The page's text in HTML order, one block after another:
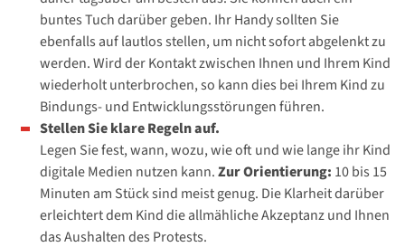
buntes Tuch darüber geben. Ihr Handy sollten Sie
ebenfalls auf lautlos stellen, um nicht sofort abgelenkt zu
werden. Wird der Kontakt zwischen Ihnen und Ihrem Kind
wiederholt unterbrochen, so kann dies bei Ihrem Kind zu
Bindungs- und Entwicklungsstörungen führen.
Stellen Sie klare Regeln auf.
Legen Sie fest, wann, wozu, wie oft und wie lange ihr Kind
digitale Medien nutzen kann.Zur Orientierung: 10 bis 15
Minuten am Stück sind meist genug. Die Klarheit darüber
erleichtert dem Kind die allmähliche Akzeptanz und Ihnen
das Aushalten des Protests.